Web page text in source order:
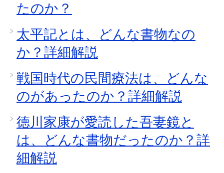
たのか？
太平記とは、どんな書物なの
か？詳細解説
戦国時代の民間療法は、どんな
のがあったのか？詳細解説
徳川家康が愛読した吾妻鏡と
は、どんな書物だったのか？詳
細解説